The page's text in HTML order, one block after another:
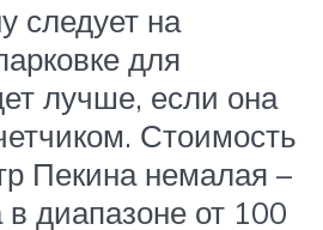
следует на
для
лучше, если она
Стоимость
Пекина немалая –
в диапазоне от 100